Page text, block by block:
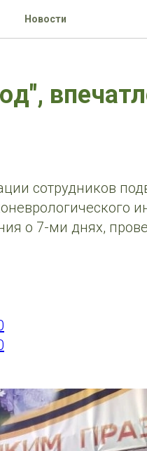
Новости
сотрудников
о 7-ми днях,